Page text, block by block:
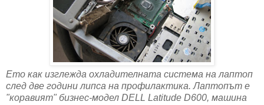
Ето как изглежда охладителната система на лаптоп
след две години липса на профилактика. Лаптопът е
"коравият" бизнес-модел DELL Latitude D600, машина